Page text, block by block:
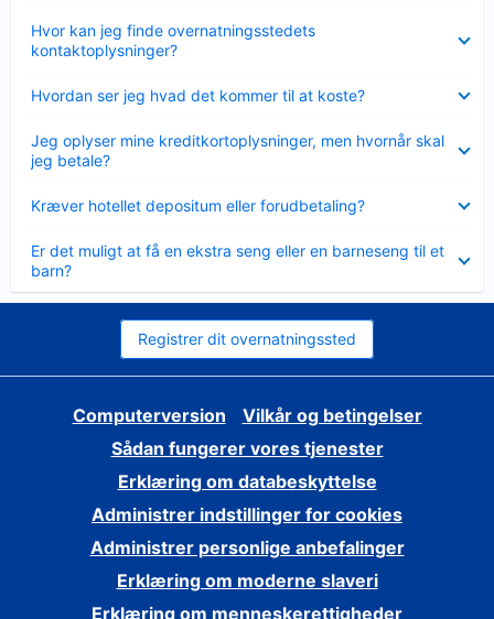
Hvor kan jeg finde overnatningsstedets
kontaktoplysninger?
Hvordan ser jeg hvad det kommer til at koste?
Jeg oplyser mine kreditkortoplysninger, men hvornår skal
jeg betale?
Kræver hotellet depositum eller forudbetaling?
Er det muligt at få en ekstra seng eller en barneseng til et
barn?
Registrer dit overnatningssted
Computerversion
Vilkår og betingelser
Sådan fungerer vores tjenester
Erklæring om databeskyttelse
Administrer indstillinger for cookies
Administrer personlige anbefalinger
Erklæring om moderne slaveri
Erklæring om menneskerettigheder